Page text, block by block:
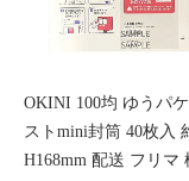
OKINI 100均 ゆうパ
ストmini封筒 40枚入
H168mm 配送 フリマ